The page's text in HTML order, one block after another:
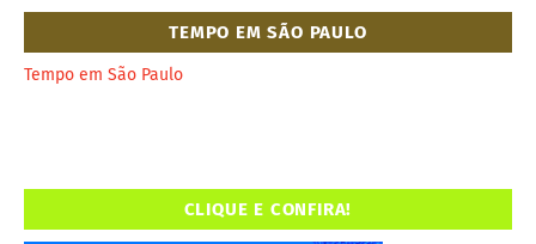
TEMPO EM SÃO PAULO
Tempo em São Paulo
CLIQUE E CONFIRA!